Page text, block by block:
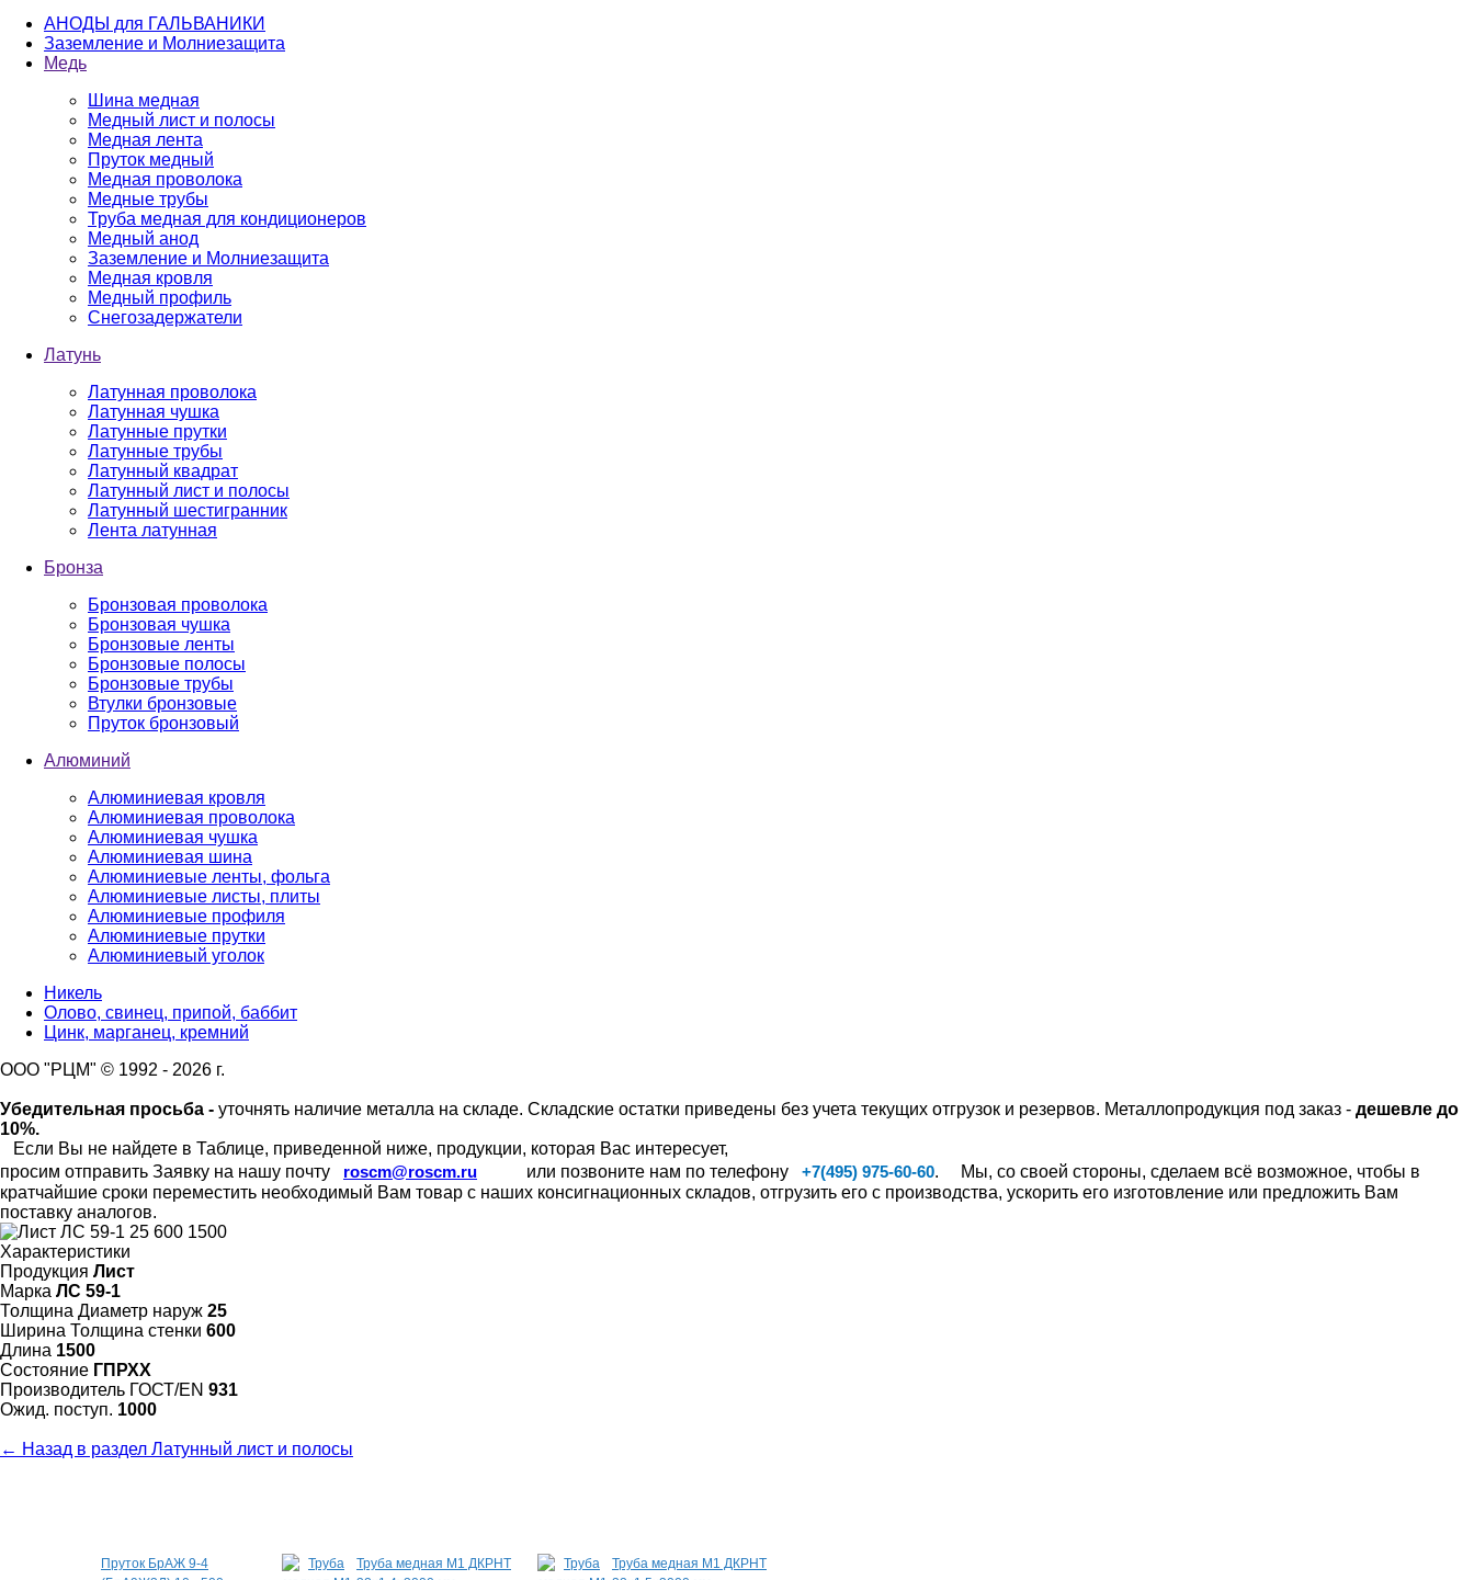
АНОДЫ для ГАЛЬВАНИКИ
Заземление и Молниезащита
Медь
Шина медная
Медный лист и полосы
Медная лента
Пруток медный
Медная проволока
Медные трубы
Труба медная для кондиционеров
Медный анод
Заземление и Молниезащита
Медная кровля
Медный профиль
Снегозадержатели
Латунь
Латунная проволока
Латунная чушка
Латунные прутки
Латунные трубы
Латунный квадрат
Латунный лист и полосы
Латунный шестигранник
Лента латунная
Бронза
Бронзовая проволока
Бронзовая чушка
Бронзовые ленты
Бронзовые полосы
Бронзовые трубы
Втулки бронзовые
Пруток бронзовый
Алюминий
Алюминиевая кровля
Алюминиевая проволока
Алюминиевая чушка
Алюминиевая шина
Алюминиевые ленты, фольга
Алюминиевые листы, плиты
Алюминиевые профиля
Алюминиевые прутки
Алюминиевый уголок
Никель
Олово, свинец, припой, баббит
Цинк, марганец, кремний
ООО "РЦМ" © 1992 - 2026 г.
Убедительная просьба - уточнять наличие металла на складе. Складские остатки приведены без учета текущих отгрузок и резервов. Металлопродукция под заказ - дешевле до
10%.
Если Вы не найдете в Таблице, приведенной ниже, продукции, которая Вас интересует,
просим отправить Заявку на нашу почту
roscm@roscm.ru или позвоните нам по телефону +7(495) 975-60-60. Мы, со своей стороны, сделаем всё возможное, чтобы в
кратчайшие сроки переместить необходимый Вам товар с наших консигнационных складов, отгрузить его с производства, ускорить его изготовление или предложить Вам
поставку аналогов.
Характеристики
Продукция Лист
Марка ЛС 59-1
Толщина Диаметр наруж 25
Ширина Толщина стенки 600
Длина 1500
Состояние ГПРХХ
Произво­дитель ГОСТ/EN 931
Ожид. поступ. 1000
← Назад в раздел Латунный лист и полосы
Пруток БрАЖ 9-4
Труба медная М1 ДКРНТ
Труба медная М1 ДКРНТ